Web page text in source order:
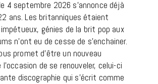
4 septembre 2026 s’annonce déjà
ans. Les britanniques étaient
génies de la brit pop aux
n’ont eu de cesse de s’enchainer.
promet d’être un nouveau
de se renouveler, celui-ci
discographie qui s’écrit comme
BONS PLANS
Les Eclatantes : une soirée entre
concerts, expos, kart, aéroplume…
à la Cité des Sciences